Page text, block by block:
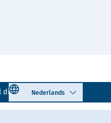
0251 - 726 160
Select language